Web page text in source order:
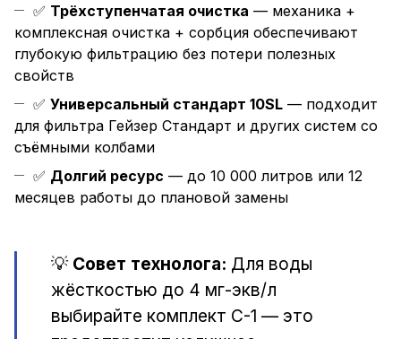
✅ Трёхступенчатая очистка — механика +
комплексная очистка + сорбция обеспечивают
глубокую фильтрацию без потери полезных
свойств
✅ Универсальный стандарт 10SL — подходит
для фильтра Гейзер Стандарт и других систем со
съёмными колбами
✅ Долгий ресурс — до 10 000 литров или 12
месяцев работы до плановой замены
💡 Совет технолога: Для воды
жёсткостью до 4 мг-экв/л
выбирайте комплект С-1 — это